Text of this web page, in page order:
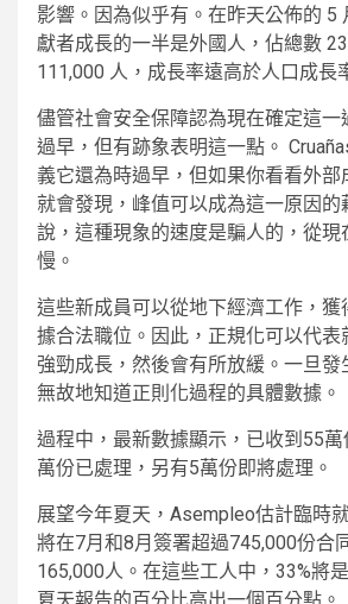
影響。因為似乎有。在昨天公佈的 5
獻者成長的一半是外國人，佔總數
111,000 人，成長率遠高於人口成長
儘管社會安全保障認為現在確定這一
過早，但有跡象表明這一點。
義它還為時過早，但如果你看看外部
就會發現，峰值可以成為這一原因的
說，這種現象的速度是騙人的，從現
慢。
這些新成員可以從地下經濟工作，獲
據合法職位。因此，正規化可以代表
強勁成長，然後會有所放緩。一旦發
無故地知道正則化過程的具體數據。
過程中，最新數據顯示，已收到55萬
萬份已處理，另有5萬份即將處理。
展望今年夏天，Asempleo估計臨時就
將在7月和8月簽署超過745,000份合
165,000人。在這些工人中，33%將